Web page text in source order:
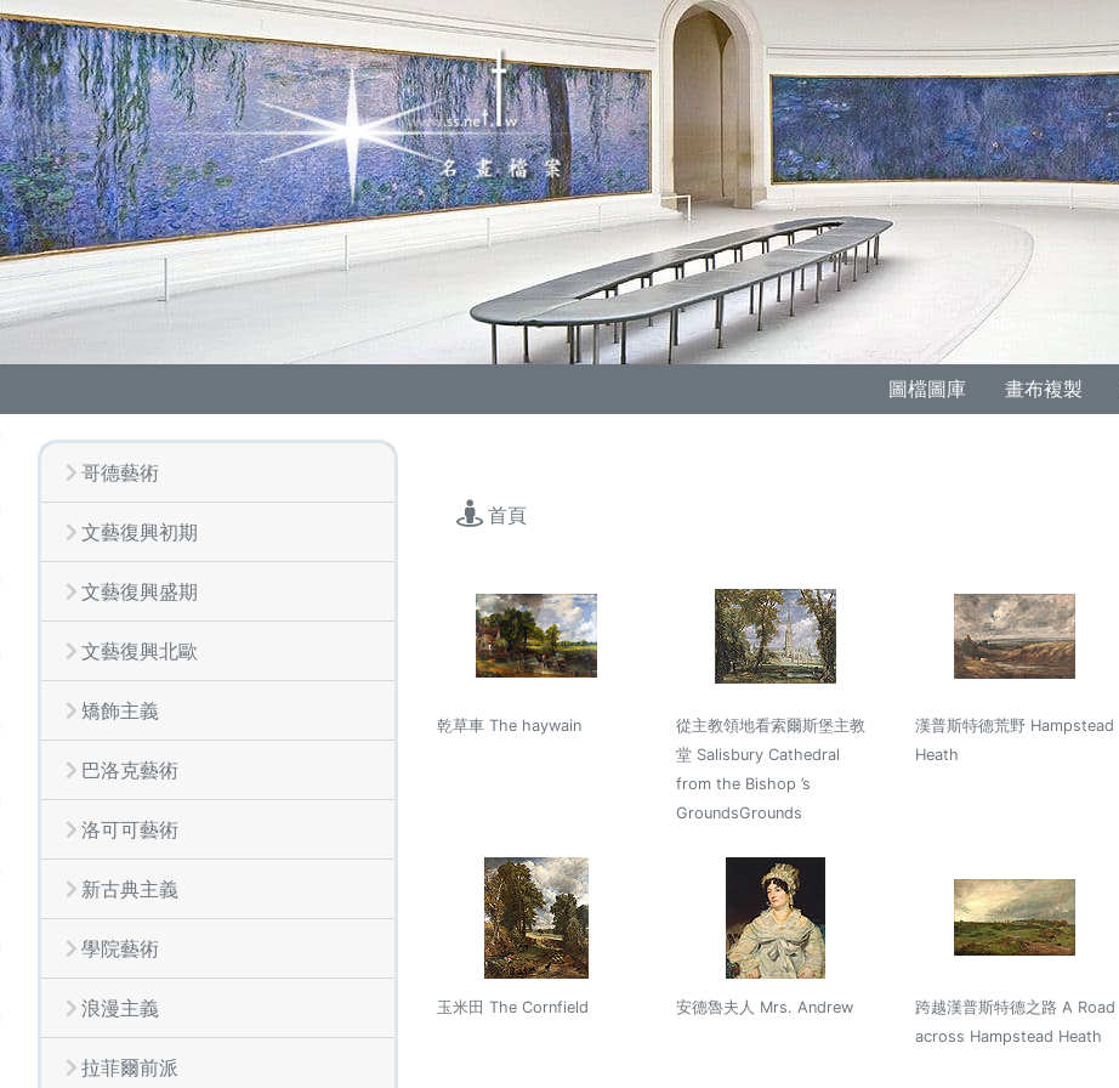
圖檔圖庫 畫布複製
哥德藝術
文藝復興初期
文藝復興盛期
文藝復興北歐
矯飾主義
巴洛克藝術
洛可可藝術
新古典主義
學院藝術
浪漫主義
拉菲爾前派
首頁
乾草車 The haywain
從主教領地看索爾斯堡主教
堂 Salisbury Cathedral
from the Bishop ’s
GroundsGrounds
漢普斯特德荒野 Hampstead
Heath
玉米田 The Cornfield 安德魯夫人 Mrs. Andrew
跨越漢普斯特德之路 A Road
across Hampstead Heath